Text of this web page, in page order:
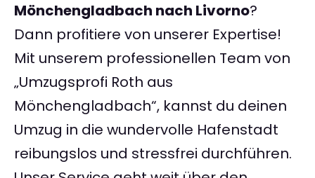
Mönchengladbach nach Livorno?
Dann profitiere von unserer Expertise!
Mit unserem professionellen Team von
„Umzugsprofi Roth aus
Mönchengladbach“, kannst du deinen
Umzug in die wundervolle Hafenstadt
reibungslos und stressfrei durchführen.